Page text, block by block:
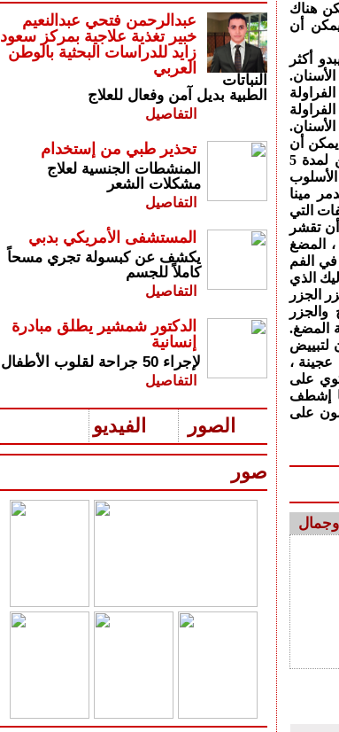
عبدالرحمن فتحي عبدالنعيم
خبير تغذية علاجية بمركز سعود
زايد للدراسات البحثية بالوطن
العربي
النباتات
الطبية بديل آمن وفعال للعلاج
التفاصيل
تحذير طبي من إستخدام
المنشطات الجنسية لعلاج
مشكلات الشعر
التفاصيل
المستشفى الأمريكي بدبي
يكشف عن كبسولة تجري مسحاً
كاملاً للجسم
التفاصيل
الدكتور شمشير يطلق مبادرة
إنسانية
لإجراء 50 جراحة لقلوب الأطفال
التفاصيل
الصور الفيديو
صور
هناك
أن
أكثر
الفواكه التي يمكن أن تجعل أسنانك بيضاء وصحية : 1. الفراولة
أن
تكون بمثابة مبيض للأسنان. و يوضع هذا المزيج على سطح السن لمدة 5
مينا
التي
تقشر
، المضغ
في الفم
الذي
البقع على أسطح الأسنان. 3. الجزر الجزر
المضغ.
لتبييض
عجينة ،
على
إشطف
على